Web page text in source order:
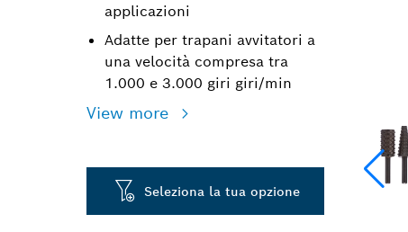
applicazioni
Adatte per trapani avvitatori a
una velocità compresa tra
1.000 e 3.000 giri giri/min
View more
Seleziona la tua opzione